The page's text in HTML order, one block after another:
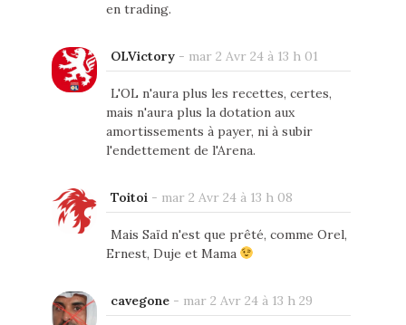
en trading.
OLVictory- mar 2 Avr 24 à 13 h 01
L'OL n'aura plus les recettes, certes,
mais n'aura plus la dotation aux
amortissements à payer, ni à subir
l'endettement de l'Arena.
Toitoi- mar 2 Avr 24 à 13 h 08
Mais Saïd n'est que prêté, comme Orel,
Ernest, Duje et Mama
cavegone- mar 2 Avr 24 à 13 h 29